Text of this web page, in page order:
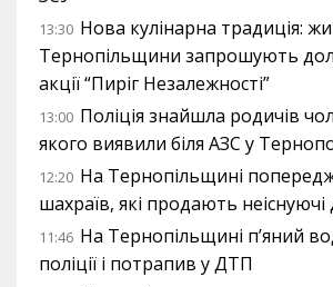
13:30 Нова кулінарна традиція:
Тернопільщини запрошують
акції “Пиріг Незалежності”
13:00 Поліція знайшла родичів
якого виявили біля АЗС у
12:20 На Тернопільщині
шахраїв, які продають
11:46 На Тернопільщині п’яний
поліції і потрапив у ДТП